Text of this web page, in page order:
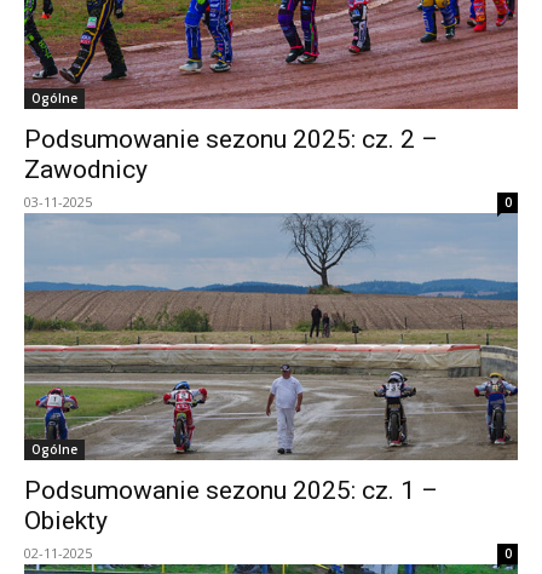
Ogólne
Podsumowanie sezonu 2025: cz. 2 –
Zawodnicy
03-11-2025 0
Ogólne
Podsumowanie sezonu 2025: cz. 1 –
Obiekty
02-11-2025 0